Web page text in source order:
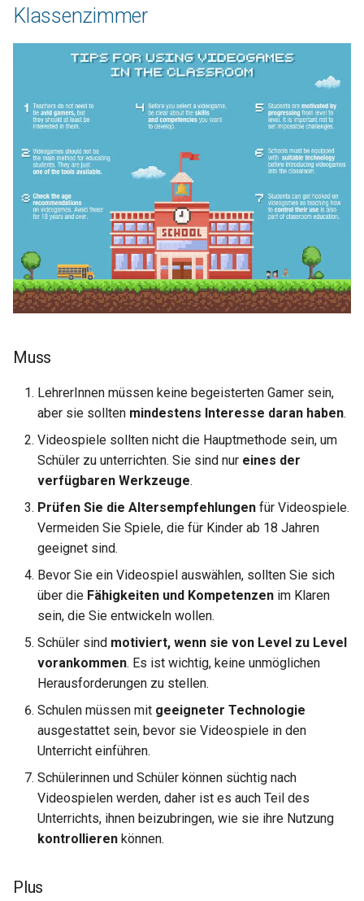
Klassenzimmer
Muss
LehrerInnen müssen keine begeisterten Gamer sein,
aber sie sollten mindestens Interesse daran haben.
Videospiele sollten nicht die Hauptmethode sein, um
Schüler zu unterrichten. Sie sind nur eines der
verfügbaren Werkzeuge.
Prüfen Sie die Altersempfehlungen für Videospiele.
Vermeiden Sie Spiele, die für Kinder ab 18 Jahren
geeignet sind.
Bevor Sie ein Videospiel auswählen, sollten Sie sich
über die Fähigkeiten und Kompetenzen im Klaren
sein, die Sie entwickeln wollen.
Schüler sind motiviert, wenn sie von Level zu Level
vorankommen. Es ist wichtig, keine unmöglichen
Herausforderungen zu stellen.
Schulen müssen mit geeigneter Technologie
ausgestattet sein, bevor sie Videospiele in den
Unterricht einführen.
Schülerinnen und Schüler können süchtig nach
Videospielen werden, daher ist es auch Teil des
Unterrichts, ihnen beizubringen, wie sie ihre Nutzung
kontrollieren können.
Plus